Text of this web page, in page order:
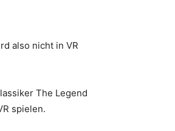
also nicht in VR
The Legend
spielen.